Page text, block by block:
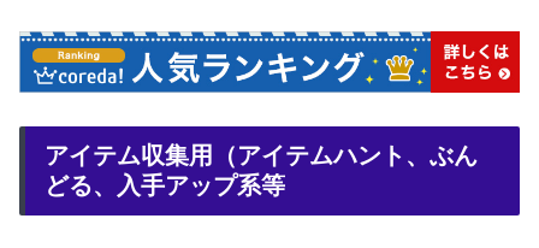
アイテム収集用（アイテムハント、ぶん
どる、入手アップ系等